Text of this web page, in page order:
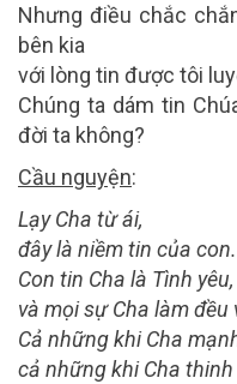
Nhưng điều chắc
bên kia
với lòng tin được tôi
Chúng ta dám tin
đời ta không?
Cầu nguyện:
Lạy Cha từ ái,
đây là niềm tin của con.
Con tin Cha là Tình yêu,
và mọi sự Cha làm đều
Cả những khi Cha
cả những khi Cha